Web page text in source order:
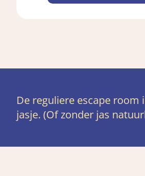
De reguliere escape room
jasje. (Of zonder jas